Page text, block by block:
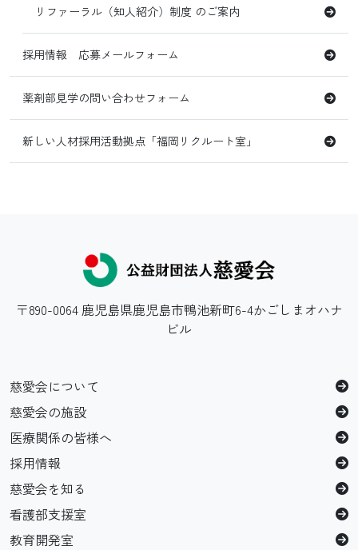
リファーラル（知人紹介）制度 のご案内
採用情報 応募メールフォーム
薬剤部見学の問い合わせフォーム
新しい人材採用活動拠点「福岡リクルート室」
〒890-0064 鹿児島県鹿児島市鴨池新町6-4かごしまオハナ
ビル
慈愛会について
慈愛会の施設
医療関係の皆様へ
採用情報
慈愛会を知る
看護部支援室
教育開発室